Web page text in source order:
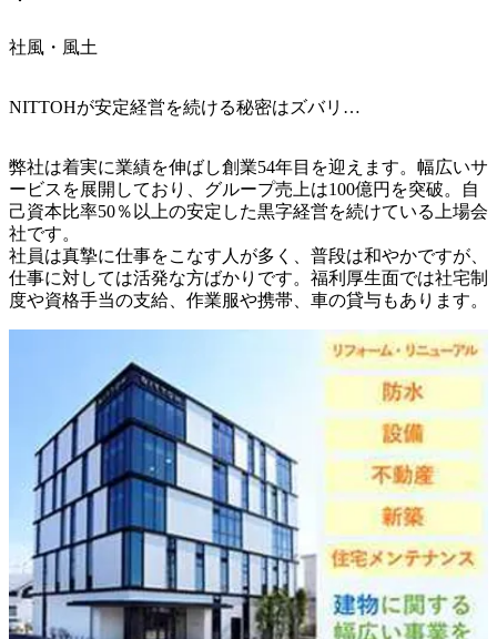
社風・風土
NITTOHが安定経営を続ける秘密はズバリ…
弊社は着実に業績を伸ばし創業54年目を迎えます。幅広いサ
ービスを展開しており、グループ売上は100億円を突破。自
己資本比率50％以上の安定した黒字経営を続けている上場会
社です。
社員は真摯に仕事をこなす人が多く、普段は和やかですが、
仕事に対しては活発な方ばかりです。福利厚生面では社宅制
度や資格手当の支給、作業服や携帯、車の貸与もあります。